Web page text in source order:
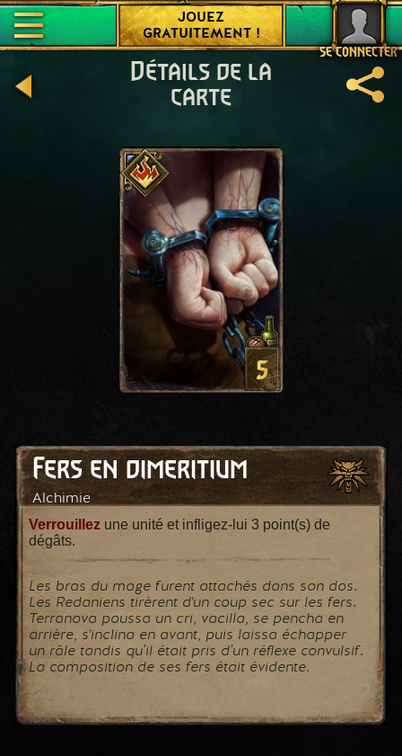
SE CONNECTER
JOUEZ
GRATUITEMENT !
Détails de la
carte
5
Fers en dimeritium
Alchimie
Verrouillez une unité et infligez-lui 3 point(s) de
dégâts.
Les bras du mage furent attachés dans son dos.
Les Redaniens tirèrent d'un coup sec sur les fers.
Terranova poussa un cri, vacilla, se pencha en
arrière, s'inclina en avant, puis laissa échapper
un râle tandis qu’il était pris d’un réflexe convulsif.
La composition de ses fers était évidente.